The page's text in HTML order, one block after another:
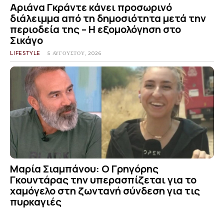
Αριάνα Γκράντε κάνει προσωρινό
διάλειμμα από τη δημοσιότητα μετά την
περιοδεία της – Η εξομολόγηση στο
Σικάγο
LIFESTYLE 5 ΑΥΓΟΎΣΤΟΥ, 2026
Μαρία Σιαμπάνου: Ο Γρηγόρης
Γκουντάρας την υπερασπίζεται για το
χαμόγελο στη ζωντανή σύνδεση για τις
πυρκαγιές